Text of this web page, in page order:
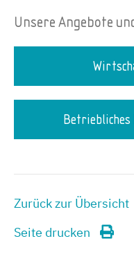
Unsere Angebote
Betriebliches
Zurück zur Übersicht
Seite drucken